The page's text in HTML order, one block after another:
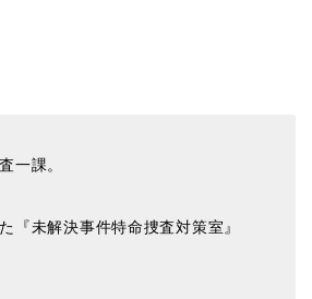
一課。
『未解決事件特命捜査対策室』